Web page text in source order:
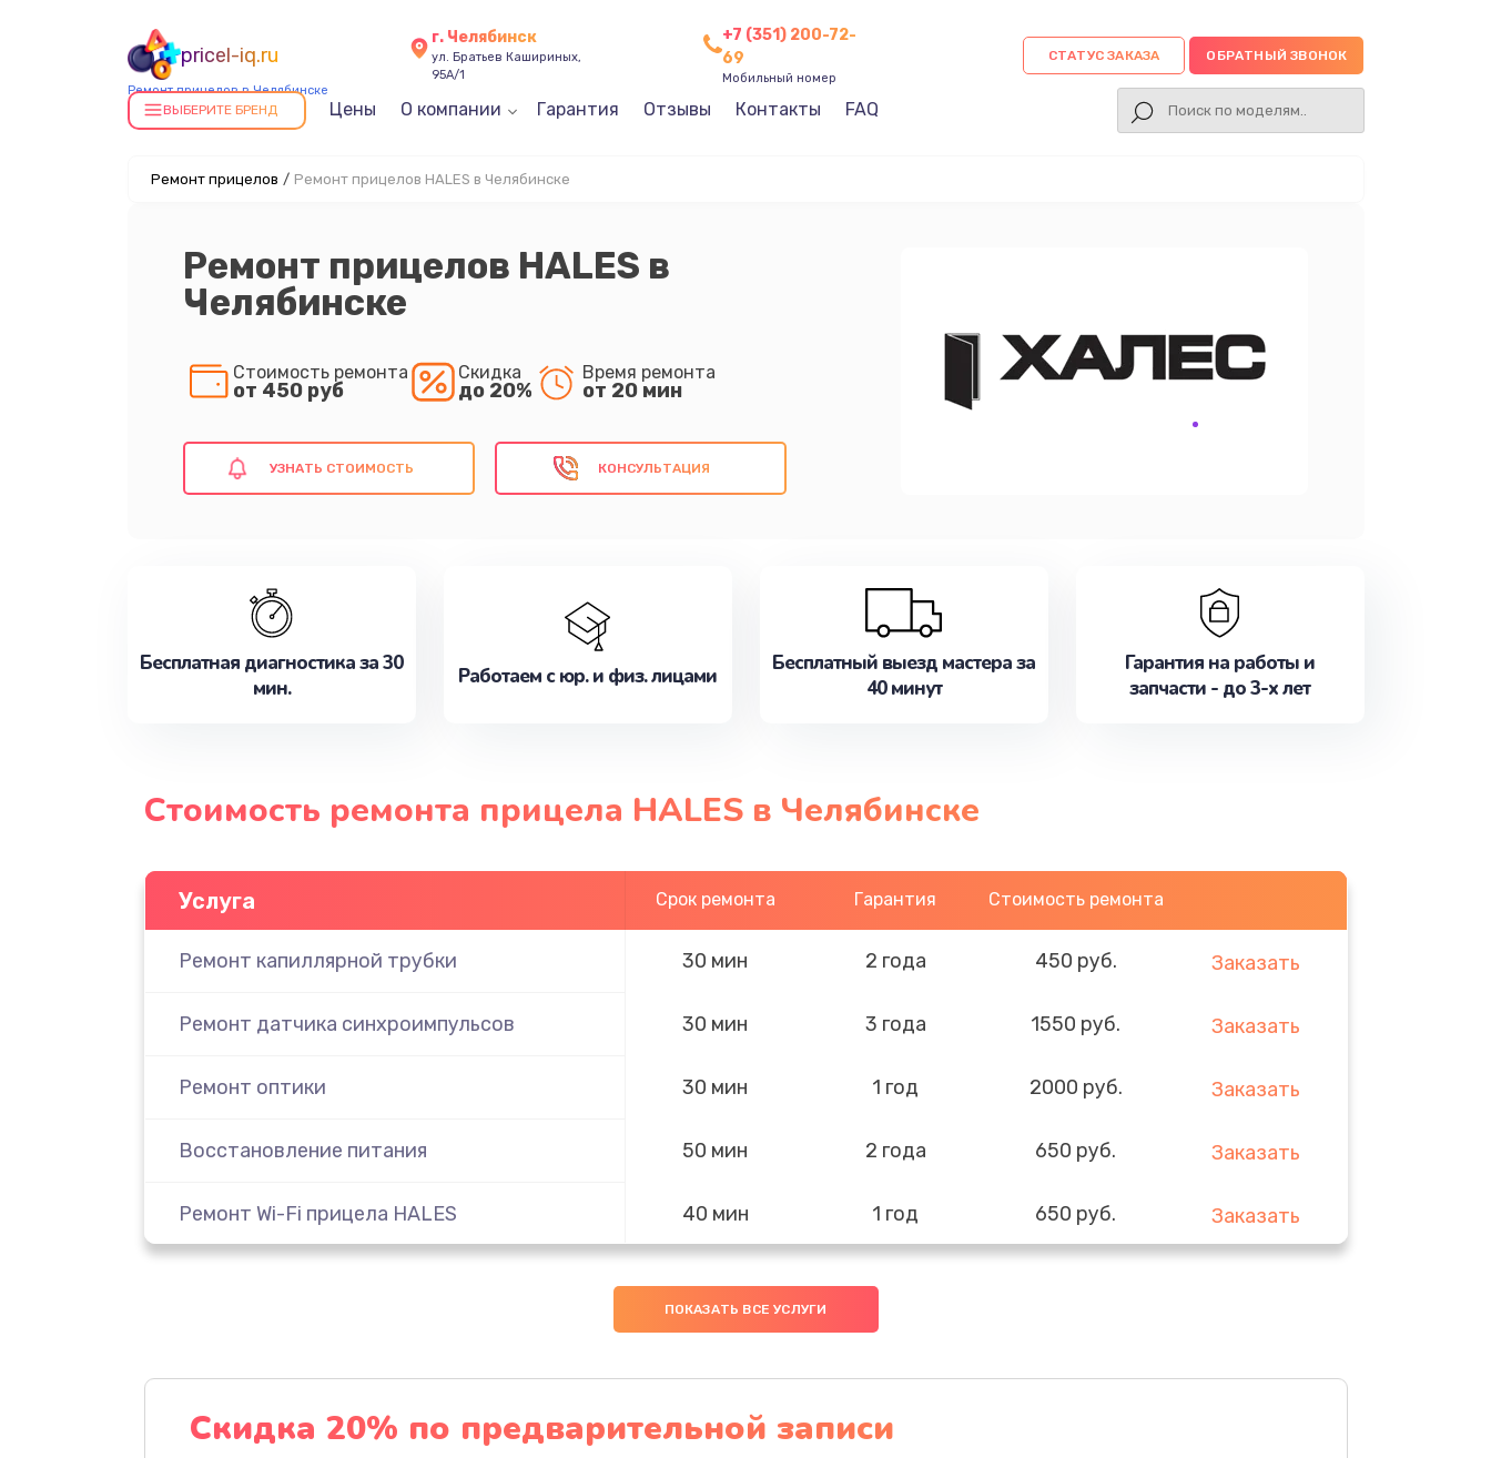
pricel-iq.ru
Ремонт прицелов в Челябинске
г. Челябинск
ул. Братьев Кашириных,
95А/1
+7 (351) 200-72-
69
Мобильный номер
СТАТУС ЗАКАЗА ОБРАТНЫЙ ЗВОНОК
ВЫБЕРИТЕ БРЕНД Цены О компании Гарантия Отзывы Контакты FAQ
Ремонт прицелов / Ремонт прицелов HALES в Челябинске
Ремонт прицелов HALES в
Челябинске
Стоимость ремонта
от 450 руб
Скидка
до 20%
Время ремонта
от 20 мин
УЗНАТЬ СТОИМОСТЬ КОНСУЛЬТАЦИЯ
Бесплатная диагностика за 30
мин.
Работаем с юр. и физ. лицами
Бесплатный выезд мастера за
40 минут
Гарантия на работы и
запчасти - до 3-х лет
Стоимость ремонта прицела HALES в Челябинске
Услуга Срок ремонта Гарантия Стоимость ремонта
Ремонт капиллярной трубки 30 мин 2 года 450 руб. Заказать
Ремонт датчика синхроимпульсов 30 мин 3 года 1550 руб. Заказать
Ремонт оптики 30 мин 1 год 2000 руб. Заказать
Восстановление питания 50 мин 2 года 650 руб. Заказать
Ремонт Wi-Fi прицела HALES 40 мин 1 год 650 руб. Заказать
40 мин 3 года
ПОКАЗАТЬ ВСЕ УСЛУГИ
Скидка 20% по предварительной записи